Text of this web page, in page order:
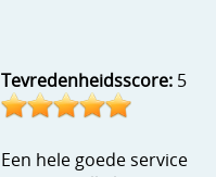
Tevredenheidsscore: 5
Een hele goede service